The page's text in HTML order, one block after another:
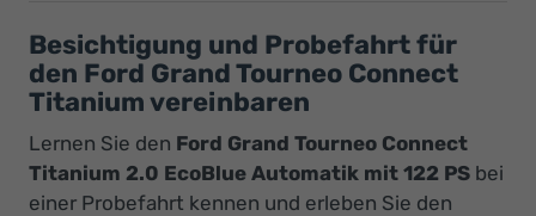
Besichtigung und Probefahrt für
den Ford Grand Tourneo Connect
Titanium vereinbaren
Lernen Sie den Ford Grand Tourneo Connect
Titanium 2.0 EcoBlue Automatik mit 122 PS bei
einer Probefahrt kennen und erleben Sie den